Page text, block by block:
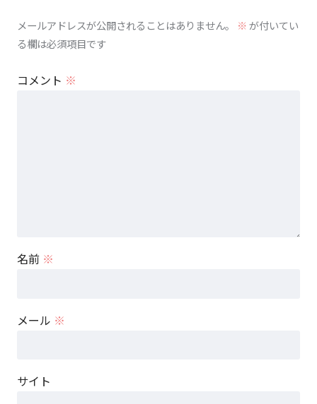
メールアドレスが公開されることはありません。 ※が付いてい
る欄は必須項目です
コメント ※
名前 ※
メール ※
サイト